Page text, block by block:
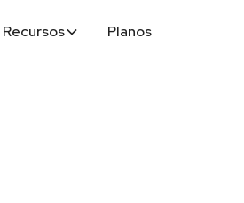
Recursos Planos